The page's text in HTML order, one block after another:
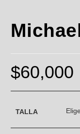
$60,000
TALLA